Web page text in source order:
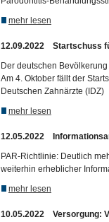
mehr lesen
12.09.2022 Startschuss
Der deutschen
Am 4. Oktober fällt der
Deutschen Zahnärzte (IDZ)
mehr lesen
12.05.2022
PAR-Richtlinie: Deutlich
weiterhin erheblicher
mehr lesen
10.05.2022 Versorgung: